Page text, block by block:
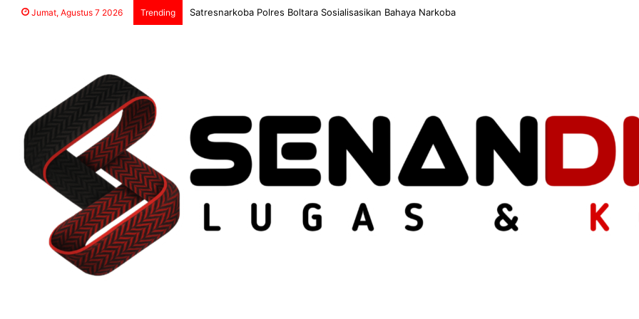
Jumat, Agustus 7 2026 Trending